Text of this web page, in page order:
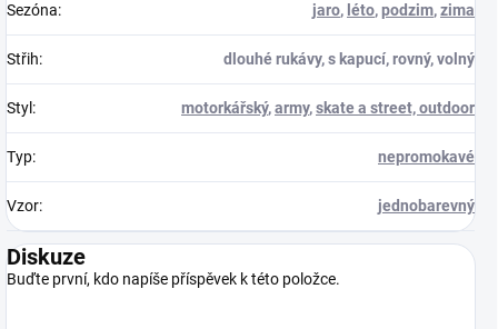
Sezóna: jaro, léto,podzim,zima
Střih: dlouhé rukávy, s kapucí, rovný, volný
Styl : motorkářský,army,skate a street, outdoor
Typ: nepromokavé
Vzor: jednobarevný
Diskuze
Buďte první, kdo napíše příspěvek k této položce.